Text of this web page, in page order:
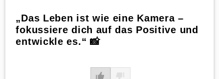
„Das Leben ist wie eine Kamera –
fokussiere dich auf das Positive und
entwickle es.“ 📸